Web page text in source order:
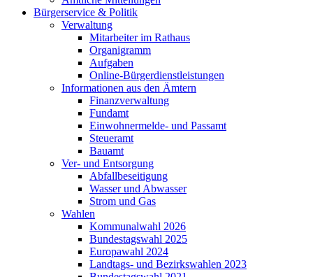
Bürgerservice & Politik
Verwaltung
Mitarbeiter im Rathaus
Organigramm
Aufgaben
Online-Bürgerdienstleistungen
Informationen aus den Ämtern
Finanzverwaltung
Fundamt
Einwohnermelde- und Passamt
Steueramt
Bauamt
Ver- und Entsorgung
Abfallbeseitigung
Wasser und Abwasser
Strom und Gas
Wahlen
Kommunalwahl 2026
Bundestagswahl 2025
Europawahl 2024
Landtags- und Bezirkswahlen 2023